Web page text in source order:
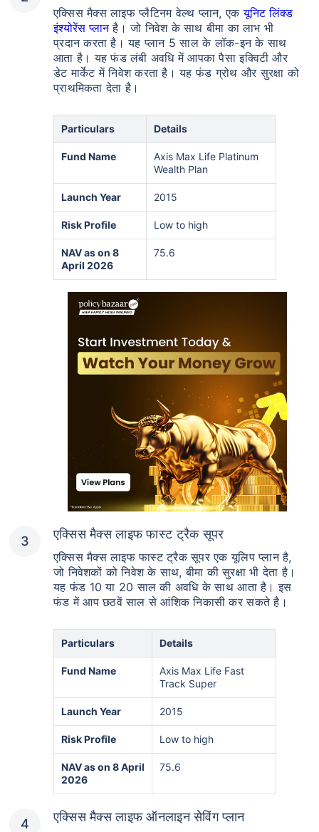
एक्सिस मैक्स लाइफ प्लैटिनम वेल्थ प्लान, एकयूनिट लिंक्ड
इंश्योरेंस प्लानहै। जो निवेश के साथ बीमा का लाभ भी
प्रदान करता है। यह प्लान 5 साल के लॉक-इन के साथ
आता है। यह फंड लंबी अवधि में आपका पैसा इक्विटी और
डेट मार्केट में निवेश करता है। यह फंड ग्रोथ और सुरक्षा को
प्राथमिकता देता है।
Particulars Details
Fund Name
Axis Max Life Platinum
Wealth Plan
Launch Year 2015
Risk Profile Low to high
NAV as on 8
April 2026
75.6
एक्सिस मैक्स लाइफ फास्ट ट्रैक सूपर
एक्सिस मैक्स लाइफ फास्ट ट्रैक सूपर एक यूलिप प्लान है,
जो निवेशकों को निवेश के साथ, बीमा की सुरक्षा भी देता है।
यह फंड 10 या 20 साल की अवधि के साथ आता है। इस
फंड में आप छठवें साल से आंशिक निकासी कर सकते है।
Particulars Details
Fund Name
Axis Max Life Fast
Track Super
Launch Year 2015
Risk Profile Low to high
NAV as on 8 April
2026
75.6
एक्सिस मैक्स लाइफ ऑनलाइन सेविंग प्लान